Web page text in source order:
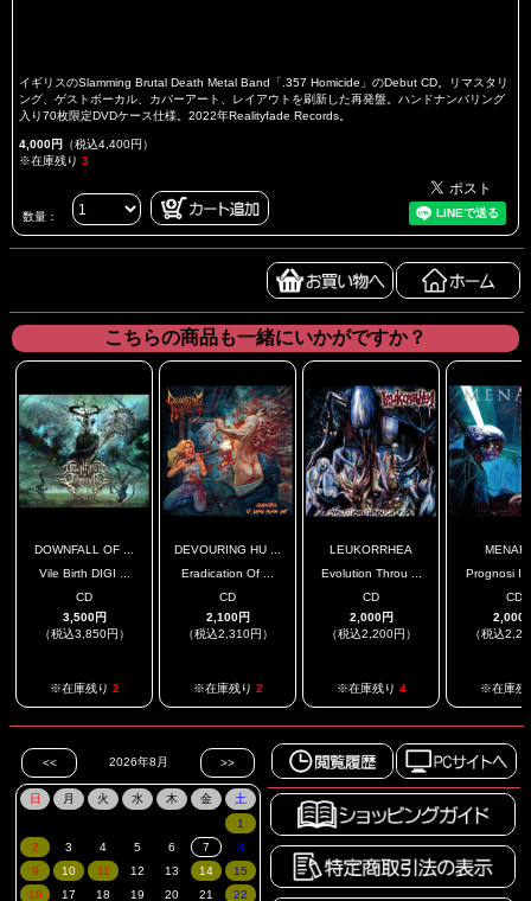
イギリスのSlamming Brutal Death Metal Band「.357 Homicide」のDebut CD。リマスタリ
ング、ゲストボーカル、カバーアート、レイアウトを刷新した再発盤。ハンドナンバリング
入り70枚限定DVDケース仕様。2022年Realityfade Records。
4,000円 （税込4,400円）
※在庫残り 3
数量：
こちらの商品も一緒にいかがですか？
DOWNFALL OF ...
Vile Birth DIGI ...
CD
3,500円
（税込3,850円）
※在庫残り 2
DEVOURING HU ...
Eradication Of ...
CD
2,100円
（税込2,310円）
※在庫残り 2
LEUKORRHEA
Evolution Throu ...
CD
2,000円
（税込2,200円）
※在庫残り 4
Prognosi
CD
2,000
（税込
※在庫残